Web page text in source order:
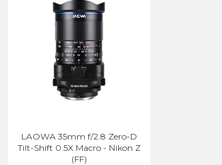
LAOWA 35mm f/2.8 Zero-D
Tilt-Shift 0.5X Macro - Nikon Z
(FF)